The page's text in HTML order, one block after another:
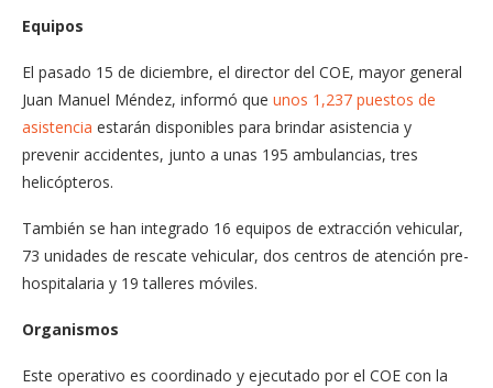
Equipos
El pasado 15 de diciembre, el director del COE, mayor general
Juan Manuel Méndez, informó que unos 1,237 puestos de
asistencia estarán disponibles para brindar asistencia y
prevenir accidentes, junto a unas 195 ambulancias, tres
helicópteros.
También se han integrado 16 equipos de extracción vehicular,
73 unidades de rescate vehicular, dos centros de atención pre-
hospitalaria y 19 talleres móviles.
Organismos
Este operativo es coordinado y ejecutado por el COE con la